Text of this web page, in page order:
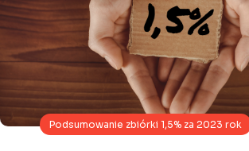
Podsumowanie zbiórki 1,5% za 2023 rok